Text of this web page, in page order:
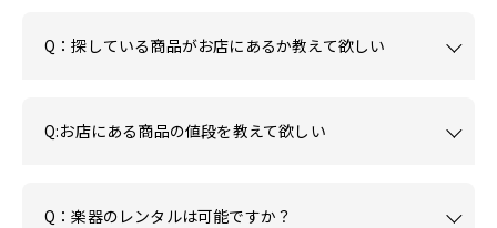
Q：探している商品がお店にあるか教えて欲しい
Q:お店にある商品の値段を教えて欲しい
Q：楽器のレンタルは可能ですか？